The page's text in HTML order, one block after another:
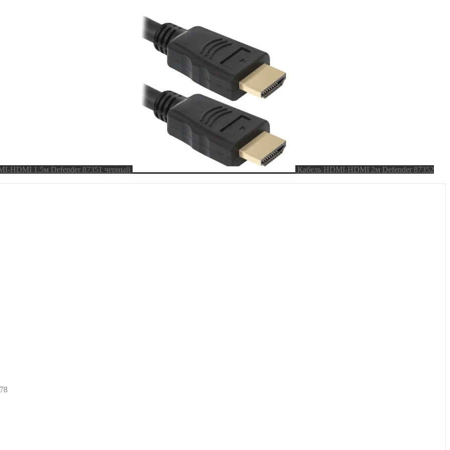
HDMI 1.5м Defender 87351 черный
Кабель HDMI-HDMI 2м Defender 87352
7878